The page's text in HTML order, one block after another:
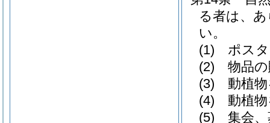
る者は、
い。
(1)
ポス
(2)
物品
(3)
動植
(4)
動植
(5)
集会